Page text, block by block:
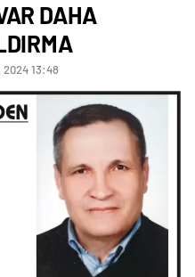
DAHA
2024 13:48